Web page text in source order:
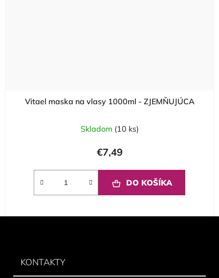
Vitael maska na vlasy 1000ml - ZJEMŇUJÚCA
Skladom (10 ks)
€7,49
DO KOŠÍKA
KONTAKTY